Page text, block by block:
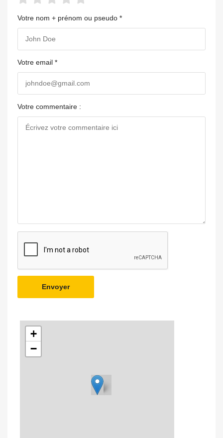
Votre nom + prénom ou pseudo *
Votre email *
Votre commentaire :
Envoyer
+
−